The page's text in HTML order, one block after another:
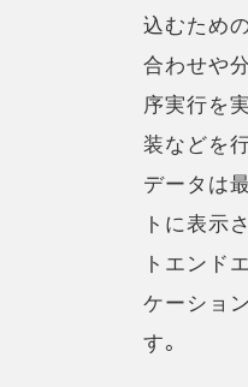
込むため
合わせや
序実行を
装などを
データは
トに表示
トエンド
ケーショ
す。